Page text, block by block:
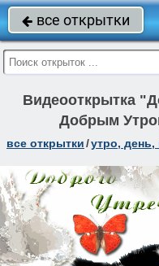
 все открытки
Видеооткрытка
Добрым
все открытки/утро, день,